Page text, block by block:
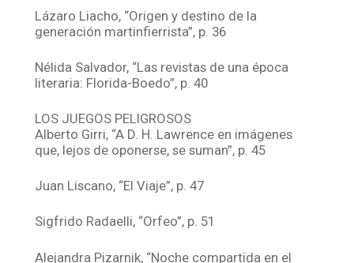
Lázaro Liacho, “Origen y destino de la
generación martinfierrista”, p. 36
Nélida Salvador, “Las revistas de una época
literaria: Florida-Boedo”, p. 40
LOS JUEGOS PELIGROSOS
Alberto Girri, “A D. H. Lawrence en imágenes
que, lejos de oponerse, se suman”, p. 45
Juan Liscano, “El Viaje”, p. 47
Sigfrido Radaelli, “Orfeo”, p. 51
Alejandra Pizarnik, “Noche compartida en el